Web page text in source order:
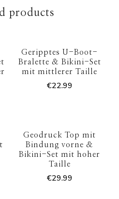
products
Geripptes U-Boot-
Bralette & Bikini-Set
mit mittlerer Taille
€22.99
Geodruck Top mit
Bindung vorne &
Bikini-Set mit hoher
Taille
€29.99